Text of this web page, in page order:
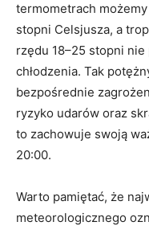
termometrach
stopni Celsjusza, a
rzędu 18–25 stopni
chłodzenia. Tak
bezpośrednie
ryzyko udarów oraz
to zachowuje swoją
20:00.
Warto pamiętać, że
meteorologicznego